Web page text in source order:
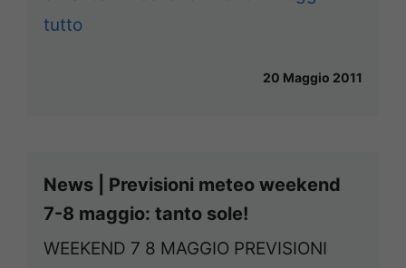
tutto
20 Maggio 2011
News | Previsioni meteo weekend
7-8 maggio: tanto sole!
WEEKEND 7 8 MAGGIO PREVISIONI